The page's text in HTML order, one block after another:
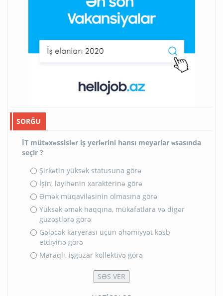
SORĞU
İT mütəxəssislər iş yerlərini hansı meyarlar əsasında
seçir ?
Şirkətin yüksək statusuna görə
İşin, layihənin xarakterinə görə
Əmək müqaviləsinin olmasına görə
Yüksək əmək haqqına, mükafatlara və digər
güzəştlərə görə
Gələcək karyerası üçün əhəmiyyət kəsb
etdiyinə görə
Maraqlı, işgüzar kollektivə görə